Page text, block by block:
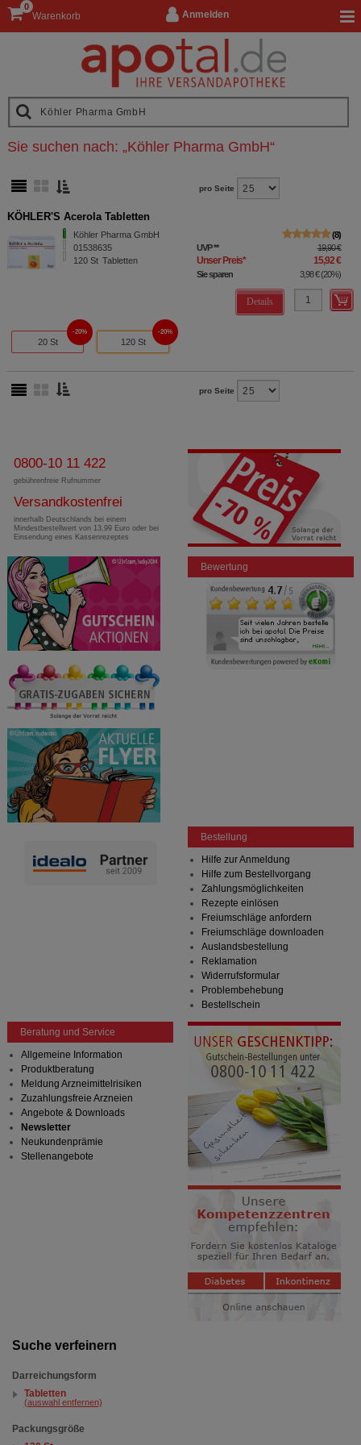
Anmelden
Warenkorb
0
Suche verfeinern
Darreichungsform
Tabletten
(auswahl entfernen)
Packungsgröße
Sie suchen nach: „Köhler Pharma GmbH“
pro Seite
KÖHLER'S Acerola Tabletten
Köhler Pharma GmbH
01538635
120 St Tabletten
8
UVP** 19,90 €
Unser Preis* 15,92 €
Sie sparen 3,98 €(20%)
Details
20 St
20%
120 St
20%
pro Seite
0800-10 11 422
gebührenfreie Rufnummer
Versandkostenfrei
innerhalb Deutschlands bei einem
Mindestbestellwert von 13,99 Euro oder bei
Einsendung eines Kassenrezeptes
Bewertung
Bestellung
Hilfe zur Anmeldung
Hilfe zum Bestellvorgang
Zahlungsmöglichkeiten
Rezepte einlösen
Freiumschläge anfordern
Freiumschläge downloaden
Auslandsbestellung
Reklamation
Widerrufsformular
Problembehebung
Bestellschein
Beratung und Service
Allgemeine Information
Produktberatung
Meldung Arzneimittelrisiken
Zuzahlungsfreie Arzneien
Angebote & Downloads
Newsletter
Neukundenprämie
Stellenangebote